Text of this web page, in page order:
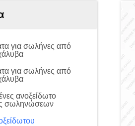
για σωλήνες από
για σωλήνες από
ανοξείδωτο
σωληνώσεων